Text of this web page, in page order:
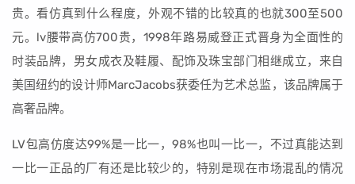
贵。看仿真到什么程度，外观不错的比较真的也就300至500
元。lv腰带高仿700贵，1998年路易威登正式晋身为全面性的
时装品牌，男女成衣及鞋履、配饰及珠宝部门相继成立，来自
美国纽约的设计师MarcJacobs获委任为艺术总监，该品牌属于
高奢品牌。
LV包高仿度达99%是一比一，98%也叫一比一，不过真能达到
一比一正品的厂有还是比较少的，特别是现在市场混乱的情况